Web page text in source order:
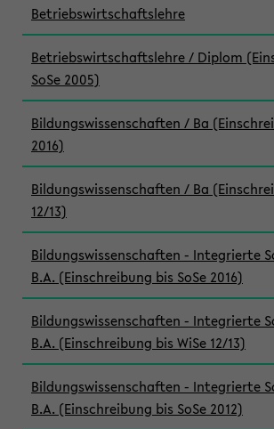
Betriebswirtschaftslehre
Betriebswirtschaftslehre / Diplom
SoSe 2005)
Bildungswissenschaften / Ba
2016)
Bildungswissenschaften / Ba
12/13)
Bildungswissenschaften - Integrierte
B.A. (Einschreibung bis SoSe 2016)
Bildungswissenschaften - Integrierte
B.A. (Einschreibung bis WiSe 12/13)
Bildungswissenschaften - Integrierte
B.A. (Einschreibung bis SoSe 2012)